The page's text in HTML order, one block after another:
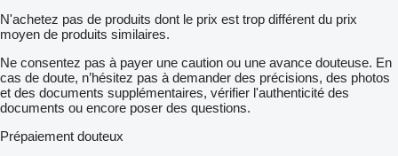
N'achetez pas de produits dont le prix est trop différent du prix
moyen de produits similaires.
Ne consentez pas à payer une caution ou une avance douteuse. En
cas de doute, n’hésitez pas à demander des précisions, des photos
et des documents supplémentaires, vérifier l'authenticité des
documents ou encore poser des questions.
Prépaiement douteux